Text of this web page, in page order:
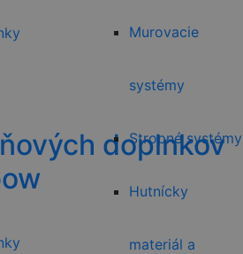
Murovacie
systémy
Stropné systémy
Hutnícky
materiál a
doplnkov